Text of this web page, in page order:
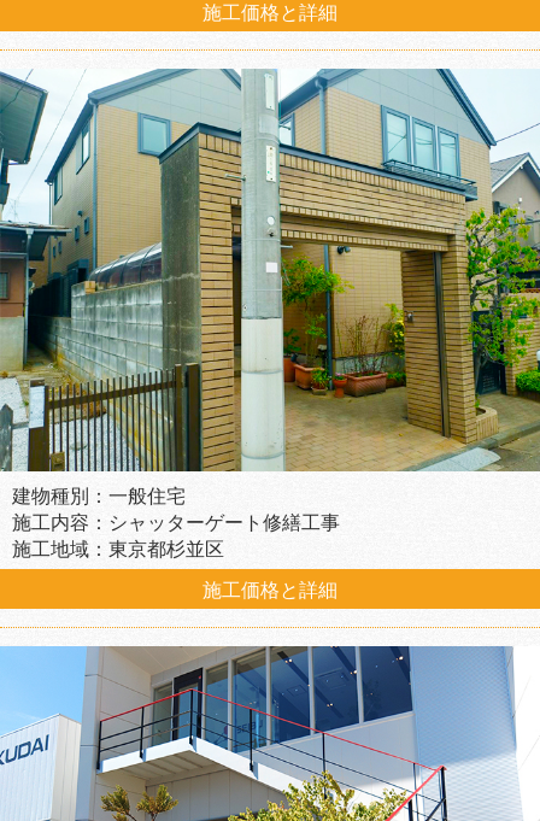
施工価格と詳細
建物種別：一般住宅
施工内容：シャッターゲート修繕工事
施工地域：東京都杉並区
施工価格と詳細